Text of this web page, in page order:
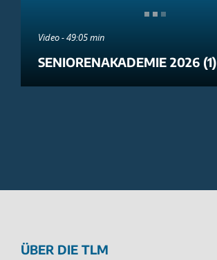
Video - 49:05 min
SENIORENAKADEMIE 2026 (1)
ÜBER DIE TLM